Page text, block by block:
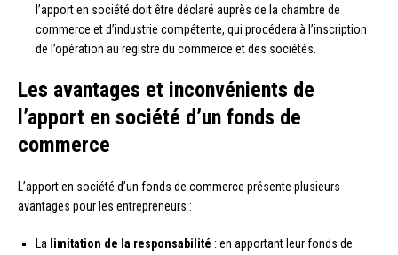
l’apport en société doit être déclaré auprès de la chambre de
commerce et d’industrie compétente, qui procédera à l’inscription
de l’opération au registre du commerce et des sociétés.
Les avantages et inconvénients de
l’apport en société d’un fonds de
commerce
L’apport en société d’un fonds de commerce présente plusieurs
avantages pour les entrepreneurs :
La limitation de la responsabilité : en apportant leur fonds de